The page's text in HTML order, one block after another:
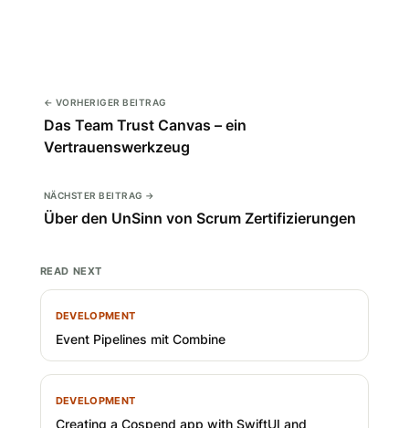
← VORHERIGER BEITRAG
Das Team Trust Canvas – ein
Vertrauenswerkzeug
NÄCHSTER BEITRAG →
Über den UnSinn von Scrum Zertifizierungen
READ NEXT
DEVELOPMENT
Event Pipelines mit Combine
DEVELOPMENT
Creating a Cospend app with SwiftUI and